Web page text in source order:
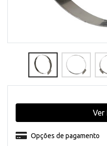
Opções de pagamento
Ver